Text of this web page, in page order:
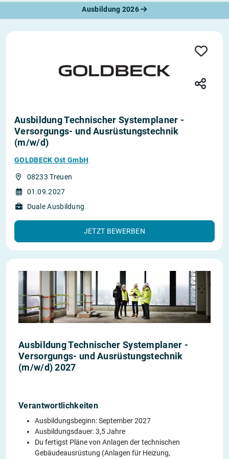
Ausbildung 2026
Ausbildung Technischer Systemplaner -
Versorgungs- und Ausrüstungstechnik
(m/w/d)
GOLDBECK Ost GmbH
08233 Treuen
01.09.2027
Duale Ausbildung
JETZT BEWERBEN
Ausbildung Technischer Systemplaner -
Versorgungs- und Ausrüstungstechnik
(m/w/d) 2027
Verantwortlichkeiten
Ausbildungsbeginn: September 2027
Ausbildungsdauer: 3,5 Jahre
Du fertigst Pläne von Anlagen der technischen
Gebäudeausrüstung (Anlagen für Heizung,